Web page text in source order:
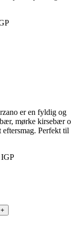
er en fyldig og
mørke kirsebær
Perfekt til